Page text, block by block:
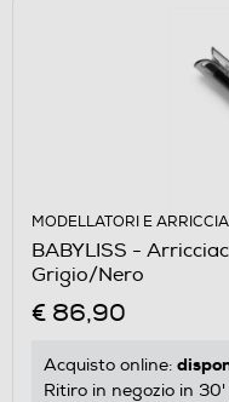
MODELLATORI E
BABYLISS -
Grigio/Nero
€ 86,90
Acquisto online:
Ritiro in negozio in